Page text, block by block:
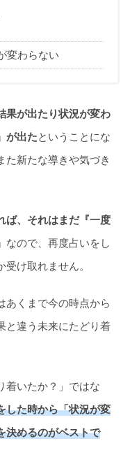
変わらない
果が出たり状況が変わ
が出たということにな
た新たな導きや気づき
ば、それはまだ『一度
なので、再度占いをし
け取れません。
あくまで今の時点から
と違う未来にたどり着
着いたか？」ではな
した時から「状況が変
決めるのがベストで